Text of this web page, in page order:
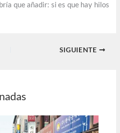
que añadir: si es que hay hilos
SIGUIENTE